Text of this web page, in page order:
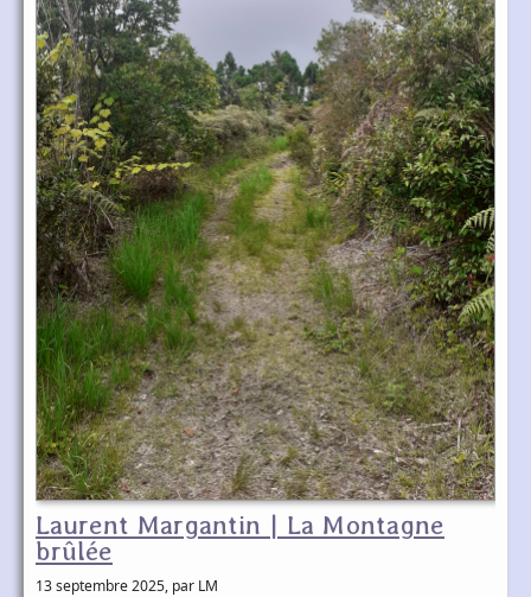
Laurent Margantin | La Montagne
brûlée
13 septembre 2025, par LM